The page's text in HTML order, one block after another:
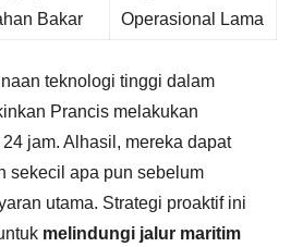
Bakar
Operasional Lama
teknologi tinggi dalam
Prancis melakukan
jam. Alhasil, mereka dapat
sekecil apa pun sebelum
utama. Strategi proaktif ini
melindungi jalur maritim